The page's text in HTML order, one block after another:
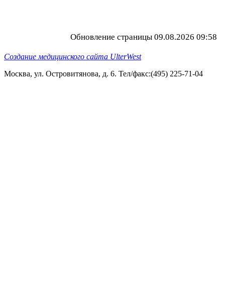
Обновление страницы 09.08.2026 09:58
Создание медицинского сайта UlterWest
Москва, ул. Островитянова, д. 6. Тел/факс:(495) 225-71-04